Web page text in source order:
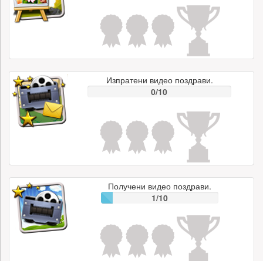
Изпратени видео поздрави.
0/10
Получени видео поздрави.
1/10